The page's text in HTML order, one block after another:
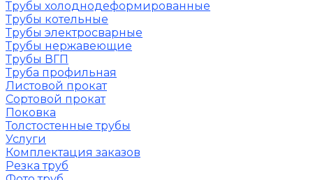
Трубы холоднодеформированные
Трубы котельные
Трубы электросварные
Трубы нержавеющие
Трубы ВГП
Труба профильная
Листовой прокат
Сортовой прокат
Поковка
Толстостенные трубы
Услуги
Комплектация заказов
Резка труб